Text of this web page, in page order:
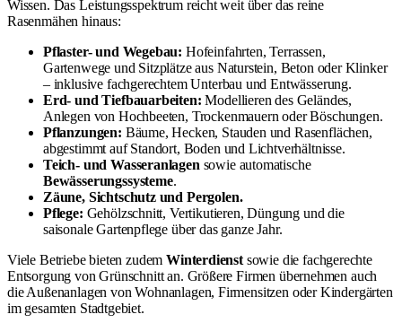
Wissen. Das Leistungsspektrum reicht weit über das reine
Rasenmähen hinaus:
Pflaster- und Wegebau: Hofeinfahrten, Terrassen,
Gartenwege und Sitzplätze aus Naturstein, Beton oder Klinker
– inklusive fachgerechtem Unterbau und Entwässerung.
Erd- und Tiefbauarbeiten: Modellieren des Geländes,
Anlegen von Hochbeeten, Trockenmauern oder Böschungen.
Pflanzungen: Bäume, Hecken, Stauden und Rasenflächen,
abgestimmt auf Standort, Boden und Lichtverhältnisse.
Teich- und Wasseranlagen sowie automatische
Bewässerungssysteme.
Zäune, Sichtschutz und Pergolen.
Pflege: Gehölzschnitt, Vertikutieren, Düngung und die
saisonale Gartenpflege über das ganze Jahr.
Viele Betriebe bieten zudemWinterdienstsowie die fachgerechte
Entsorgung von Grünschnitt an. Größere Firmen übernehmen auch
die Außenanlagen von Wohnanlagen, Firmensitzen oder Kindergärten
im gesamten Stadtgebiet.